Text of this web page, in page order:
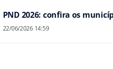
PND 2026: confira os
22/06/2026 14:59